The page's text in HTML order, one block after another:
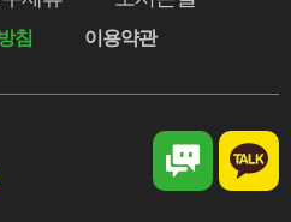
침 이용약관